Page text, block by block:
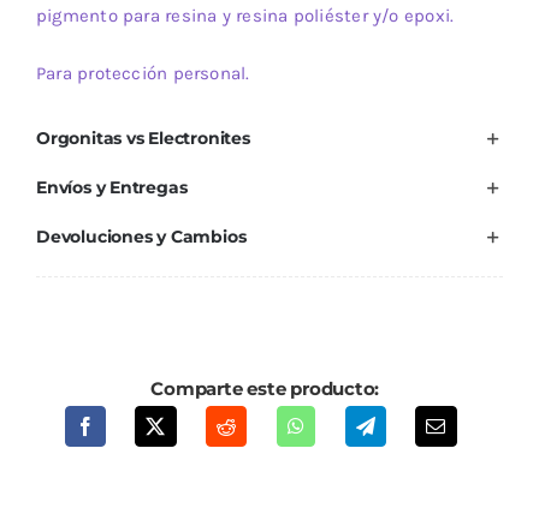
pigmento para resina y resina poliéster y/o epoxi.
Para protección personal.
Orgonitas vs Electronites
Envíos y Entregas
Devoluciones y Cambios
Comparte este producto: